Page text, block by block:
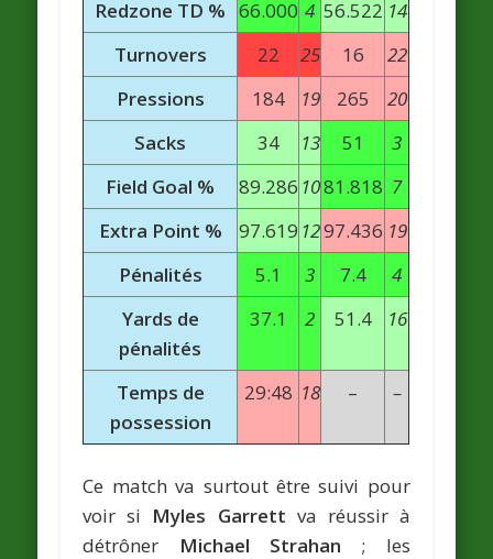
Redzone TD % 66.000 4 56.522 14
Turnovers
22 25 16
22
Pressions
184 19 265
20
Sacks
34 13 51
3
Field Goal %
89.286 1081.818 7
Extra Point %
97.619 1297.436 19
Pénalités
5.1 3 7.4
4
Yards de
pénalités
37.1 2 51.4 16
Temps de
possession
29:48 18 – –
Ce match va surtout être suivi pour
voir si Myles Garrett va réussir à
détrôner
Michael Strahan ; les